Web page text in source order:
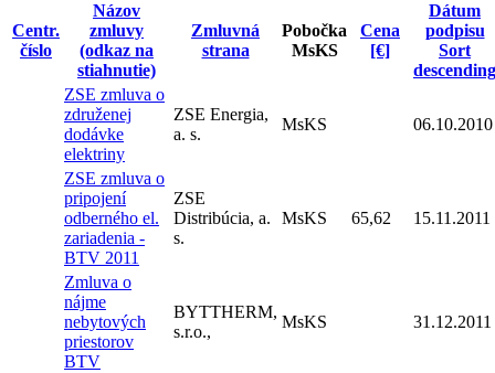
Centr.
číslo
Názov
zmluvy
(odkaz na
stiahnutie)
Zmluvná
strana
Pobočka
MsKS
Cena
[€]
Dátum
podpisu
Sort
descending
ZSE zmluva o
združenej
dodávke
elektriny
ZSE Energia,
a. s.
MsKS 06.10.2010
ZSE zmluva o
pripojení
odberného el.
zariadenia -
BTV 2011
ZSE
Distribúcia, a.
s.
MsKS 65,62 15.11.2011
Zmluva o
nájme
nebytových
priestorov
BTV
BYTTHERM,
s.r.o.,
MsKS 31.12.2011